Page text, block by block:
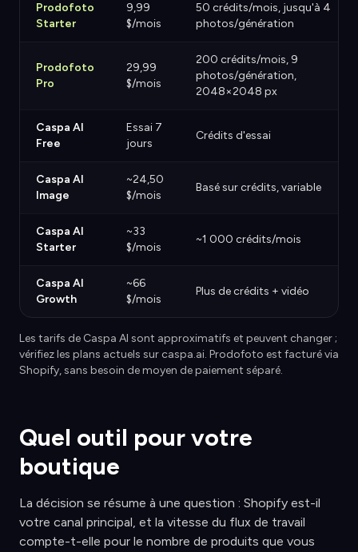
Prodofoto
Starter
9,99
$/mois
50 crédits/mois, jusqu'à 4
photos/génération
Prodofoto
Pro
29,99
$/mois
200 crédits/mois, 9
photos/génération,
2048×2048 px
Caspa AI
Free
Essai 7
jours
Crédits d'essai
Caspa AI
Image
~24,50
$/mois
Basé sur crédits, variable
Caspa AI
Starter
~33
$/mois
~1 000 crédits/mois
Caspa AI
Growth
~66
$/mois
Plus de crédits + vidéo
Les tarifs de Caspa AI sont approximatifs et peuvent changer ;
vérifiez les plans actuels sur caspa.ai. Prodofoto est facturé via
Shopify, sans besoin de moyen de paiement séparé.
Quel outil pour votre
boutique
La décision se résume à une question : Shopify est-il
votre canal principal, et la vitesse du flux de travail
compte-t-elle pour le nombre de produits que vous